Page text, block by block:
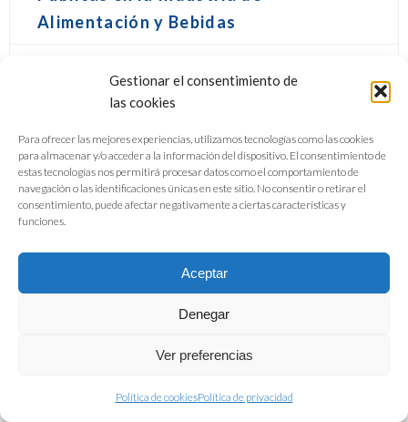
Gestionar el consentimiento de
las cookies
Para ofrecer las mejores experiencias, utilizamos tecnologías como las cookies
para almacenar y/o acceder a la información del dispositivo. El consentimiento de
estas tecnologías nos permitirá procesar datos como el comportamiento de
navegación o las identificaciones únicas en este sitio. No consentir o retirar el
consentimiento, puede afectar negativamente a ciertas características y
funciones.
Aceptar
Denegar
Ver preferencias
Política de cookiesPolítica de privacidad
Alimentación y Bebidas
DESCARGAR PDF